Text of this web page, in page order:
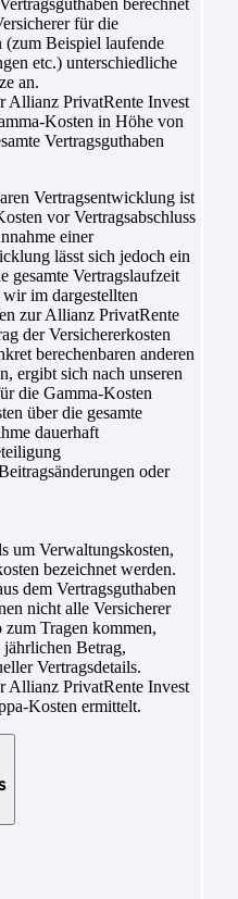
für die
(zum Beispiel laufende
etc.) unterschiedliche
an.
Allianz PrivatRente Invest
Kosten in Höhe von
Vertragsguthaben
Vertragsentwicklung ist
vor Vertragsabschluss
einer
lässt sich jedoch ein
gesamte Vertragslaufzeit
im dargestellten
zur Allianz PrivatRente
der Versichererkosten
berechenbaren anderen
ergibt sich nach unseren
die Gamma-Kosten
über die gesamte
dauerhaft
oder
um Verwaltungskosten,
bezeichnet werden.
dem Vertragsguthaben
nicht alle Versicherer
zum Tragen kommen,
jährlichen Betrag,
Vertragsdetails.
Allianz PrivatRente Invest
Kosten ermittelt.